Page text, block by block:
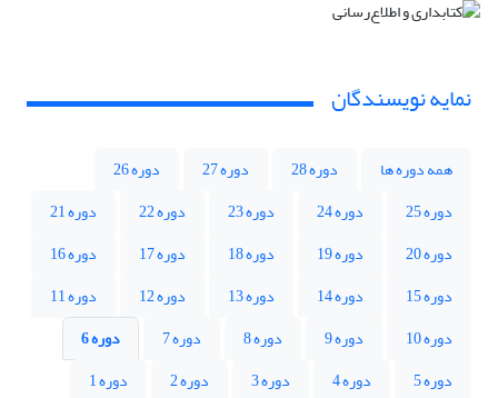
نمایه نویسندگان
همه دوره ها دوره 28 دوره 27
دوره 26
دوره 25
دوره 24 دوره 23 دوره 22
دوره 21
دوره 20
دوره 19 دوره 18 دوره 17
دوره 16
دوره 15
دوره 14 دوره 13 دوره 12
دوره 11
دوره 10
دوره 9 دوره 8 دوره 7
دوره 6
دوره 5
دوره 4 دوره 3 دوره 2
دوره 1